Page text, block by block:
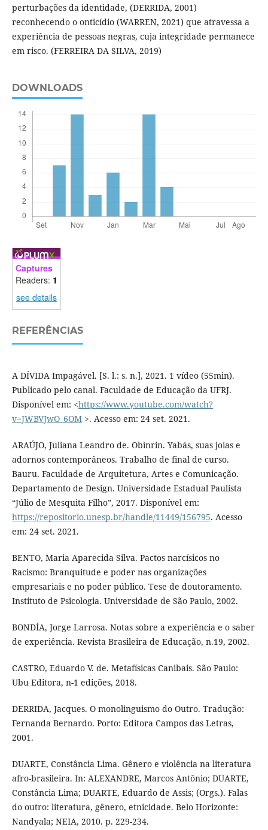
perturbações da identidade, (DERRIDA, 2001)
reconhecendo o onticídio (WARREN, 2021) que atravessa a
experiência de pessoas negras, cuja integridade permanece
em risco. (FERREIRA DA SILVA, 2019)
DOWNLOADS
Captures
Readers: 1
see details
REFERÊNCIAS
A DÍVIDA Impagável. [S. l.: s. n.], 2021. 1 vídeo (55min).
Publicado pelo canal. Faculdade de Educação da UFRJ.
Disponível em: <https://www.youtube.com/watch?
v=JWBVJwO_6OM>. Acesso em: 24 set. 2021.
ARAÚJO, Juliana Leandro de. Obìnrin. Yabás, suas joias e
adornos contemporâneos. Trabalho de final de curso.
Bauru. Faculdade de Arquitetura, Artes e Comunicação.
Departamento de Design. Universidade Estadual Paulista
“Júlio de Mesquita Filho”, 2017. Disponível em:
https://repositorio.unesp.br/handle/11449/156795. Acesso
em: 24 set. 2021.
BENTO, Maria Aparecida Silva. Pactos narcísicos no
Racismo: Branquitude e poder nas organizações
empresariais e no poder público. Tese de doutoramento.
Instituto de Psicologia. Universidade de São Paulo, 2002.
BONDÍA, Jorge Larrosa. Notas sobre a experiência e o saber
de experiência. Revista Brasileira de Educação, n.19, 2002.
CASTRO, Eduardo V. de. Metafísicas Canibais. São Paulo:
Ubu Editora, n-1 edições, 2018.
DERRIDA, Jacques. O monolinguismo do Outro. Tradução:
Fernanda Bernardo. Porto: Editora Campos das Letras,
2001.
DUARTE, Constância Lima. Gênero e violência na literatura
afro-brasileira. In: ALEXANDRE, Marcos Antônio; DUARTE,
Constância Lima; DUARTE, Eduardo de Assis; (Orgs.). Falas
do outro: literatura, gênero, etnicidade. Belo Horizonte:
Nandyala; NEIA, 2010. p. 229-234.